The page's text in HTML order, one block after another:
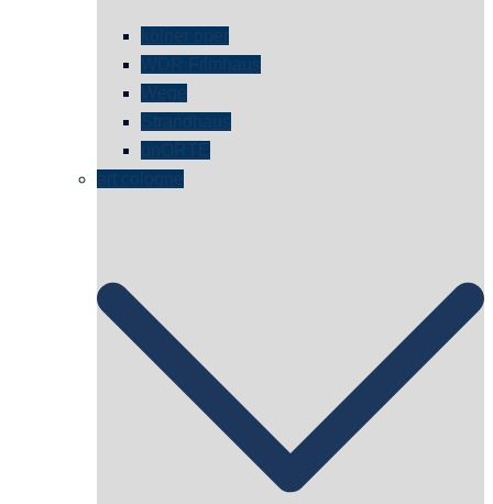
kölner oper
WDR Filmhaus
Wege
Strandhaus
unORTE
art cologne